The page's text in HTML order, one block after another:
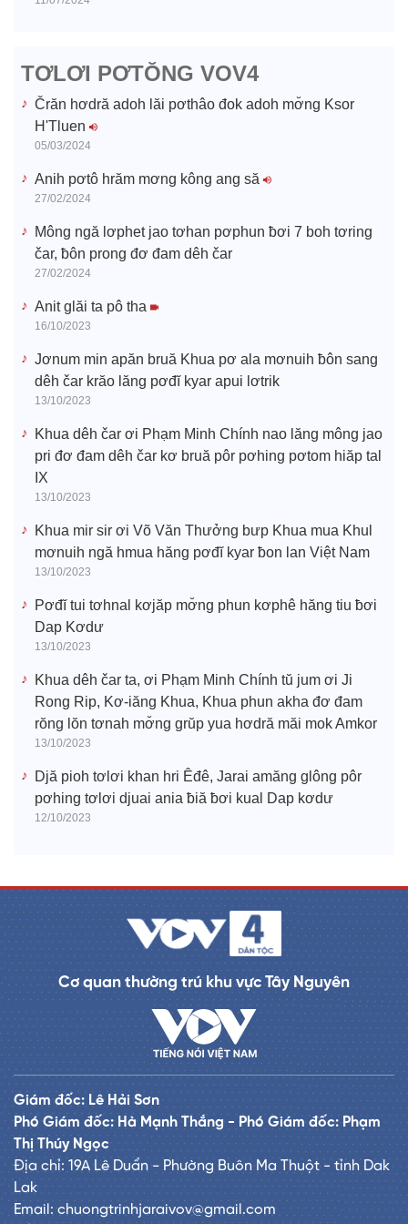
e
TƠLƠI PƠTŎNG VOV4
Črăn hơdră adoh lăi pơthâo đok adoh mơ̆ng Ksor
H'Tluen
05/03/2024
Anih pơtô hrăm mơng kông ang să
27/02/2024
Mông ngă lơphet jao tơhan pơphun ƀơi 7 boh tơring
čar, ƀôn prong đơ đam dêh čar
27/02/2024
Anit glăi ta pô tha
16/10/2023
Jơnum min apăn bruă Khua pơ ala mơnuih ƀôn sang
dêh čar krăo lăng pơđĭ kyar apui lơtrik
13/10/2023
Khua dêh čar ơi Phạm Minh Chính nao lăng mông jao
pri đơ đam dêh čar kơ bruă pôr pơhing pơtom hiăp tal
IX
13/10/2023
Khua mir sir ơi Võ Văn Thưởng bưp Khua mua Khul
mơnuih ngă hmua hăng pơđĭ kyar ƀon lan Việt Nam
13/10/2023
Pơđĭ tui tơhnal kơjăp mơ̆ng phun kơphê hăng tiu ƀơi
Dap Kơdư
13/10/2023
Khua dêh čar ta, ơi Phạm Minh Chính tŭ jum ơi Ji
Rong Rip, Kơ-iăng Khua, Khua phun akha đơ đam
rŏng lŏn tơnah mơ̆ng grŭp yua hơdră măi mok Amkor
13/10/2023
Djă pioh tơlơi khan hri Êđê, Jarai amăng glông pôr
pơhing tơlơi djuai ania ƀiă ƀơi kual Dap kơdư
12/10/2023
Cơ quan thường trú khu vực Tây Nguyên
Giám đốc: Lê Hải Sơn
Phó Giám đốc: Hà Mạnh Thắng - Phó Giám đốc: Phạm
Thị Thúy Ngọc
Địa chỉ: 19A Lê Duẩn - Phường Buôn Ma Thuột - tỉnh Dak
Lak
Email: chuongtrinhjaraivov@gmail.com